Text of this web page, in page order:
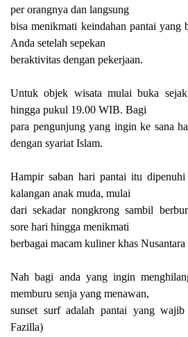
per orangnya dan langsung
bisa menikmati keindahan pantai yang
Anda setelah sepekan
beraktivitas dengan pekerjaan.
Untuk objek wisata mulai buka
hingga pukul 19.00 WIB. Bagi
para pengunjung yang ingin ke sana
dengan syariat Islam.
Hampir saban hari pantai itu
kalangan anak muda, mulai
dari sekadar nongkrong sambil
sore hari hingga menikmati
berbagai macam kuliner khas
Nah bagi anda yang ingin
memburu senja yang menawan,
sunset surf adalah pantai yang
Fazilla)